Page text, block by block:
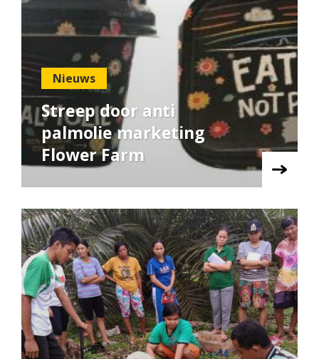
Nieuws
Streep‌ ‌door‌ ‌anti‌
‌palmolie‌ ‌marketing‌
‌Flower‌ ‌Farm‌